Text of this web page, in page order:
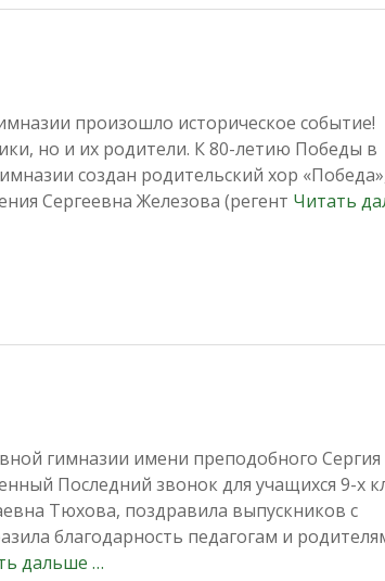
произошло историческое событие!
но и их родители. К 80-летию Победы в
создан родительский хор
Сергеевна Железова (регент Читать
гимназии имени преподобного Сергия
Последний звонок для учащихся 9-х
Тюхова, поздравила выпускников с
благодарность педагогам и
дальше …